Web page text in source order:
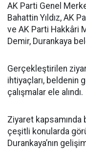
AK Parti Genel
Bahattin Yıldız, AK
ve AK Parti Hakkâri
Demir, Durankaya
Gerçekleştirilen
ihtiyaçları, beldenin
çalışmalar ele alındı.
Ziyaret
çeşitli konularda
Durankaya’nın